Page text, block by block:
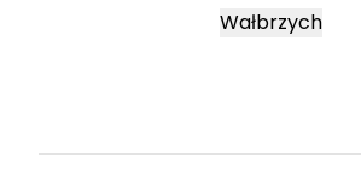
Wałbrzych